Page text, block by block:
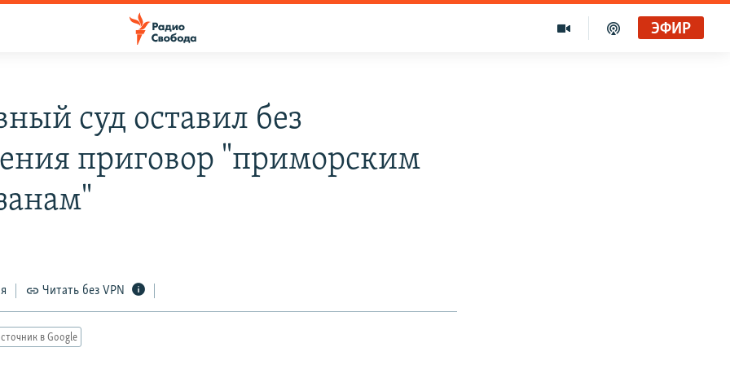
ЭФИР
суд оставил без
приговор "приморским
Читать без VPN
в Google